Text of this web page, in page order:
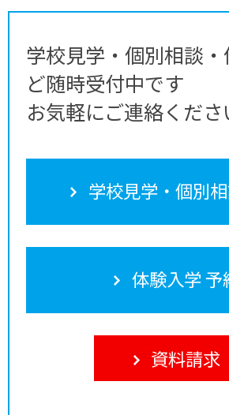
学校見学・個別相談
ど随時受付中です
お気軽にご連絡くださ
学校見学・個別
体験入学 予
資料請求